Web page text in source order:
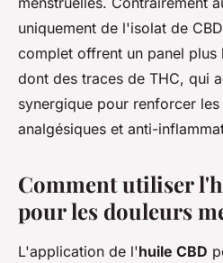
uniquement de l'isolat de
complet offrent un panel plus
dont des traces de THC, qui
synergique pour renforcer
analgésiques et anti-
Comment utiliser
pour les douleurs
L'application de l'huile CBD